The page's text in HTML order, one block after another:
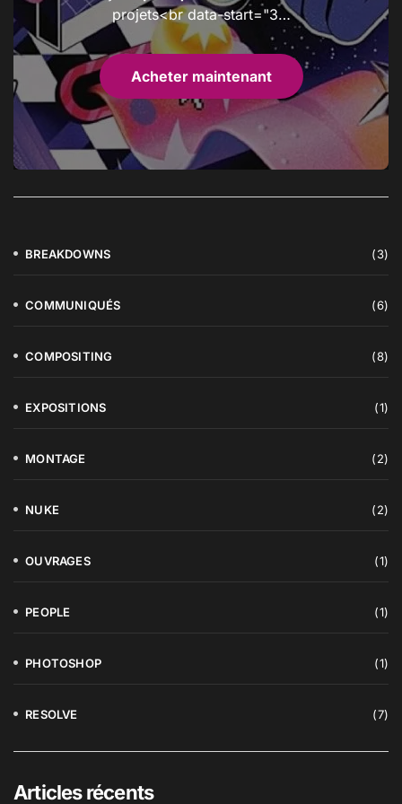
projets<br data-start="3…
Acheter maintenant
BREAKDOWNS (3)
COMMUNIQUÉS (6)
COMPOSITING (8)
EXPOSITIONS (1)
MONTAGE (2)
NUKE (2)
OUVRAGES (1)
PEOPLE (1)
PHOTOSHOP (1)
RESOLVE (7)
Articles récents